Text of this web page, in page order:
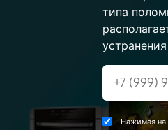
типа
Нажимая на